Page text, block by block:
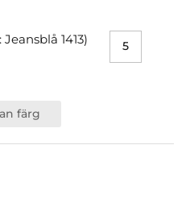
1413)
färg